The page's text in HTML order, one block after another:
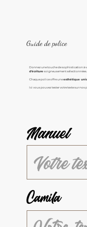
Guide de police
Donnez une touche de sophistication à
d'écrituresoigneusement sélectionnées.
Chaque police offre uneesthétique
Ici vous pouvez tester votre texte sur nos
Manuel
Camila